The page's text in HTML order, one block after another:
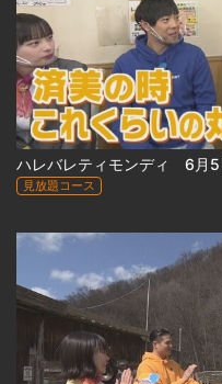
見放題コース